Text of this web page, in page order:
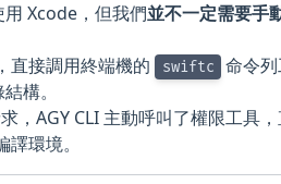
Xcode，但我們並不一定需要手
，直接調用終端機的 swiftc 命令列
構。
，AGY CLI 主動呼叫了權限工具
環境。